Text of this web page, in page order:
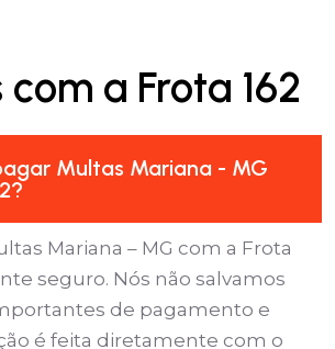
a Frota 162
Multas Mariana - MG
Mariana – MG com a Frota
seguro. Nós não salvamos
de pagamento e
é feita diretamente com o